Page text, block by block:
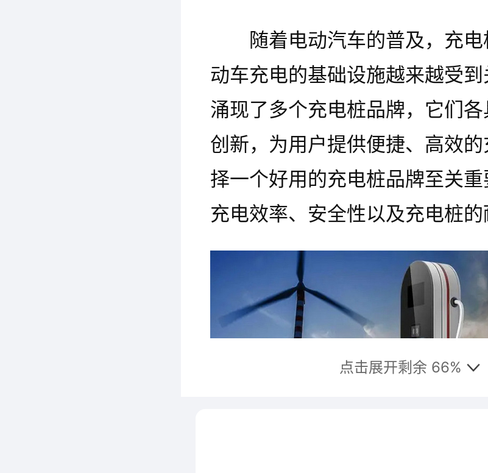
随着电动汽车的普及，充
动车充电的基础设施越来越受
涌现了多个充电桩品牌，它们
创新，为用户提供便捷、高效
择一个好用的充电桩品牌至关
充电效率、安全性以及充电桩的
点击展开剩余 66%